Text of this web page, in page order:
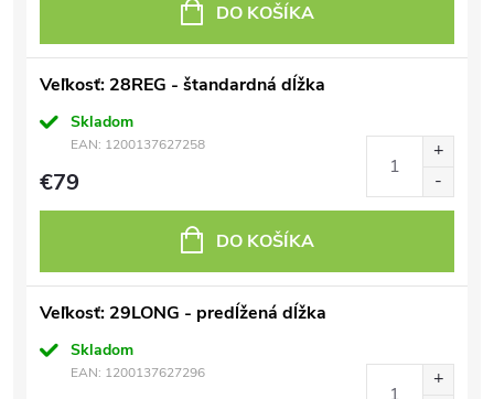
DO KOŠÍKA
Veľkosť: 28REG - štandardná dĺžka
Skladom
EAN: 1200137627258
€79
DO KOŠÍKA
Veľkosť: 29LONG - predĺžená dĺžka
Skladom
EAN: 1200137627296